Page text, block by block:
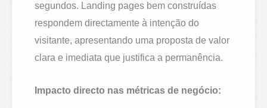
segundos. Landing pages bem construídas
respondem directamente à intenção do
visitante, apresentando uma proposta de valor
clara e imediata que justifica a permanência.
Impacto directo nas métricas de negócio: